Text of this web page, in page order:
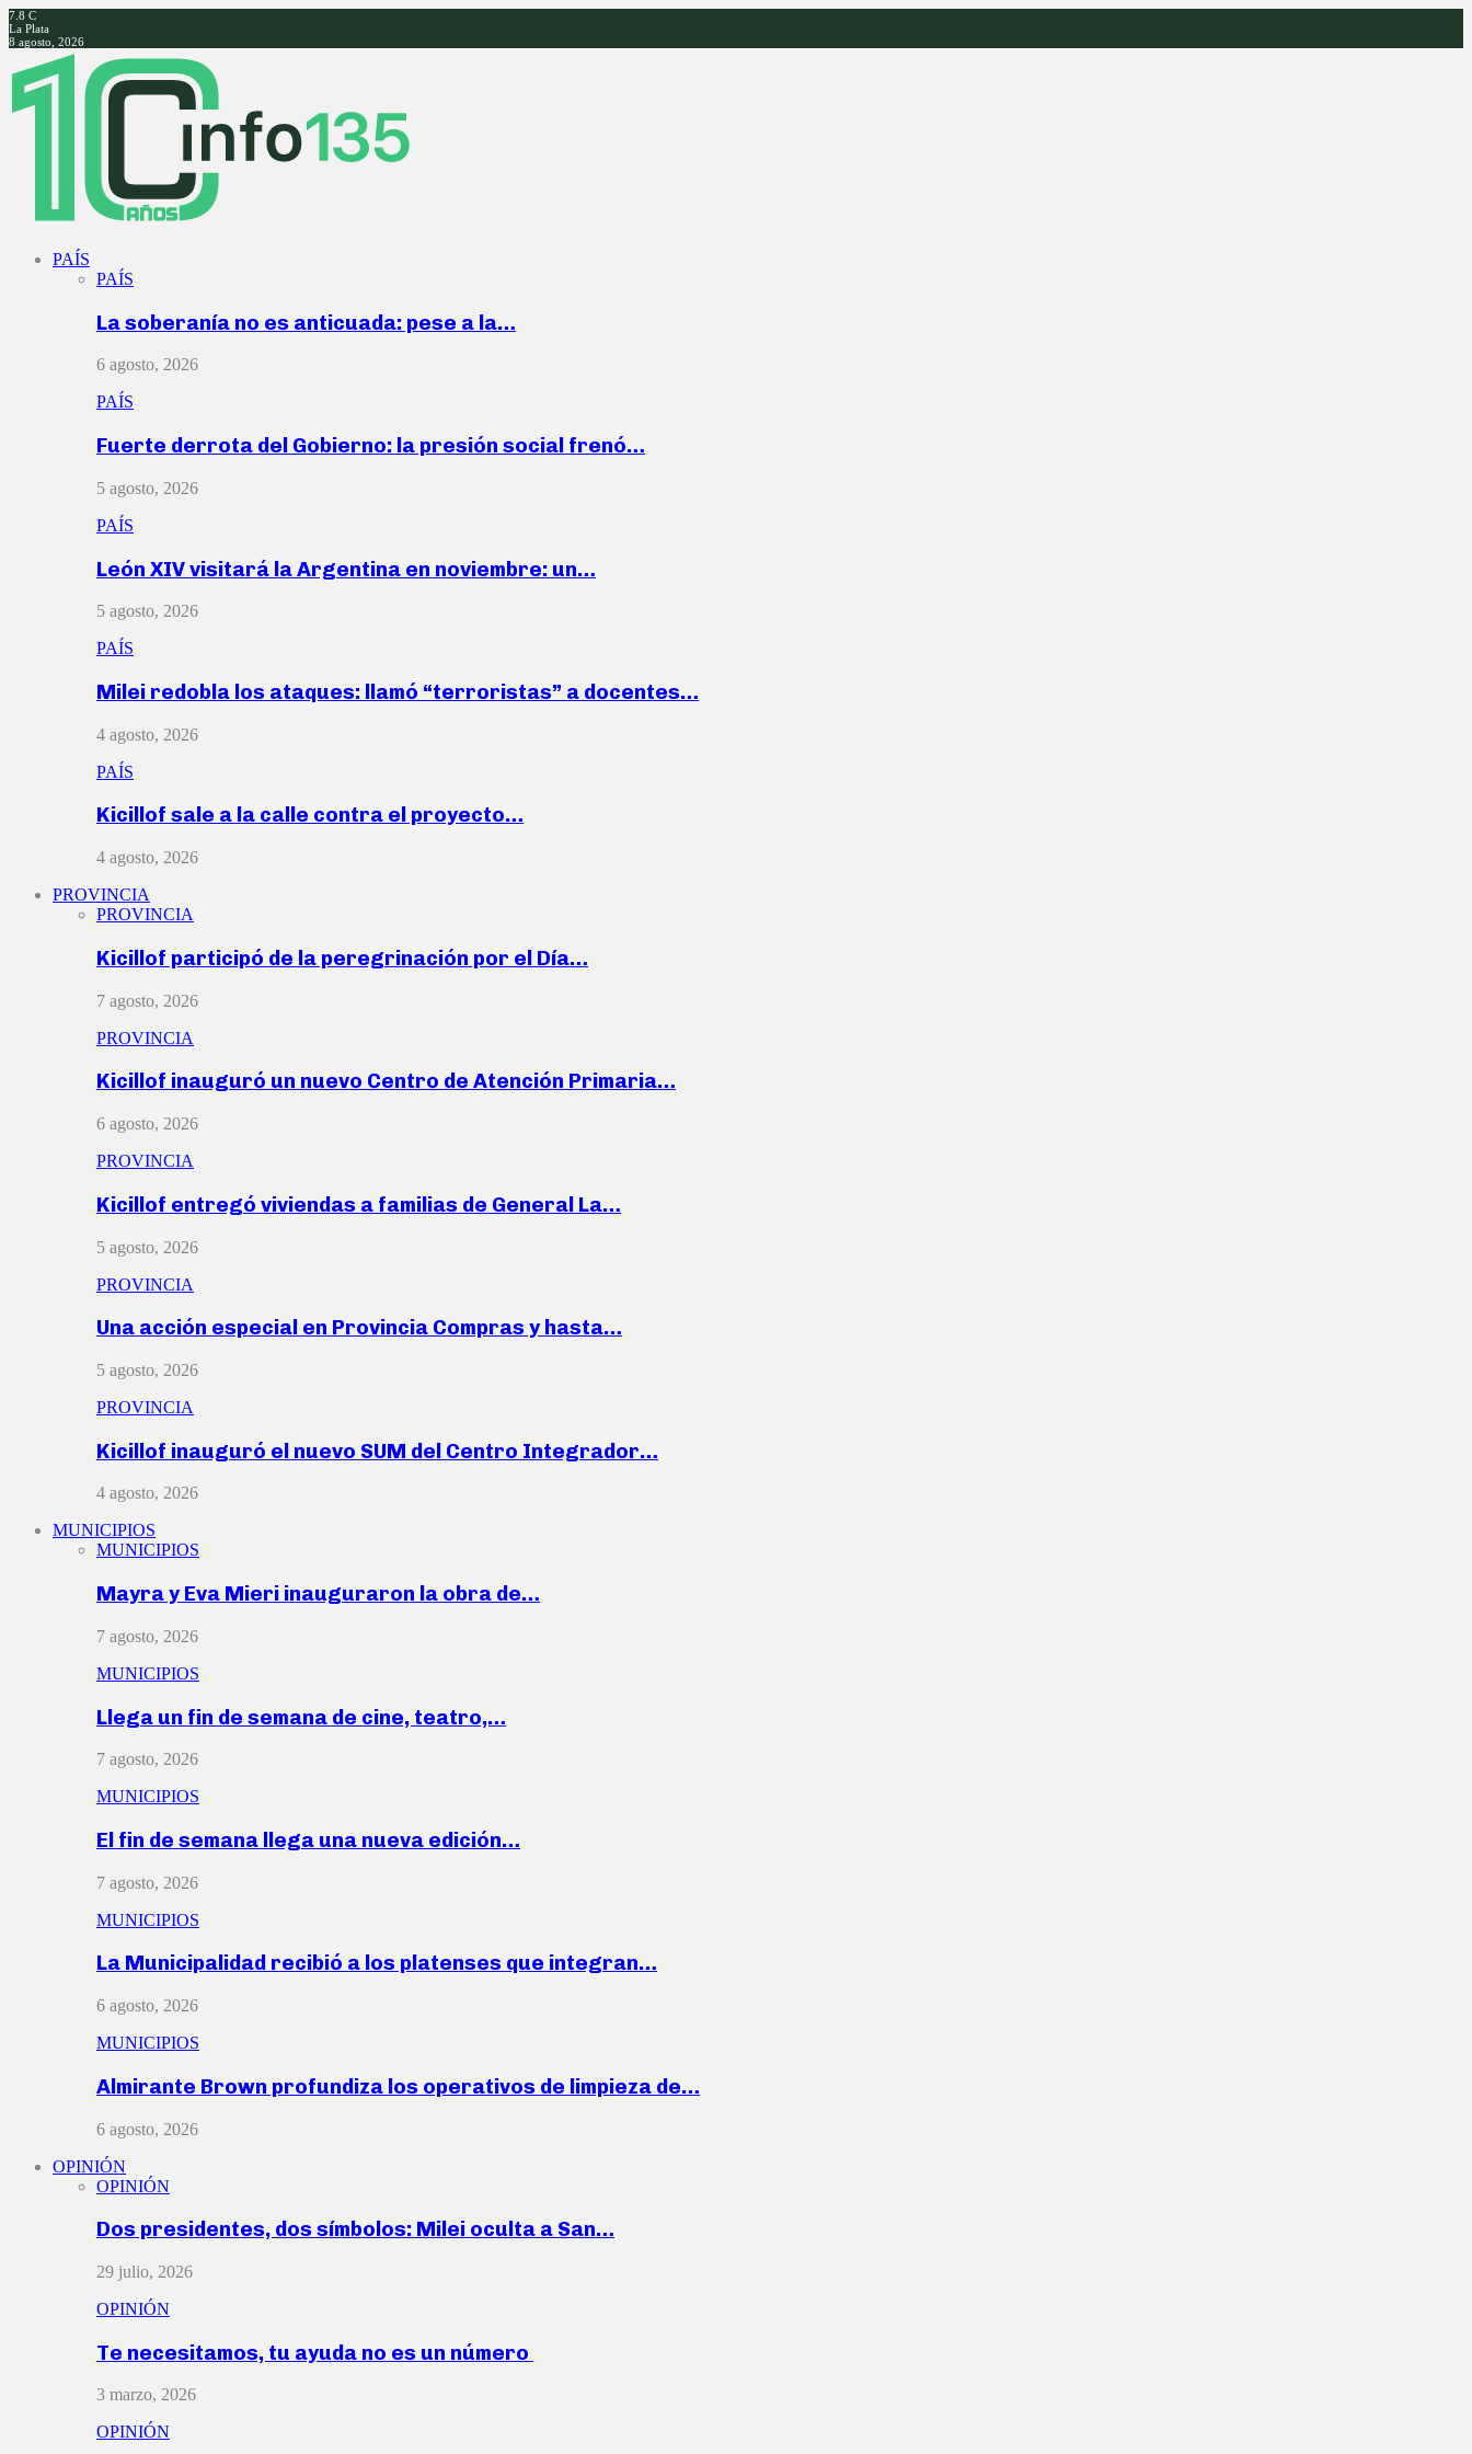
7.8 C
La Plata
8 agosto, 2026
Facebook
Twitter
Instagram
Youtube
PAÍS
PAÍS
La soberanía no es anticuada: pese a la…
6 agosto, 2026
PAÍS
Fuerte derrota del Gobierno: la presión social frenó…
5 agosto, 2026
PAÍS
León XIV visitará la Argentina en noviembre: un…
5 agosto, 2026
PAÍS
Milei redobla los ataques: llamó “terroristas” a docentes…
4 agosto, 2026
PAÍS
Kicillof sale a la calle contra el proyecto…
4 agosto, 2026
PROVINCIA
PROVINCIA
Kicillof participó de la peregrinación por el Día…
7 agosto, 2026
PROVINCIA
Kicillof inauguró un nuevo Centro de Atención Primaria…
6 agosto, 2026
PROVINCIA
Kicillof entregó viviendas a familias de General La…
5 agosto, 2026
PROVINCIA
Una acción especial en Provincia Compras y hasta…
5 agosto, 2026
PROVINCIA
Kicillof inauguró el nuevo SUM del Centro Integrador…
4 agosto, 2026
MUNICIPIOS
MUNICIPIOS
Mayra y Eva Mieri inauguraron la obra de…
7 agosto, 2026
MUNICIPIOS
Llega un fin de semana de cine, teatro,…
7 agosto, 2026
MUNICIPIOS
El fin de semana llega una nueva edición…
7 agosto, 2026
MUNICIPIOS
La Municipalidad recibió a los platenses que integran…
6 agosto, 2026
MUNICIPIOS
Almirante Brown profundiza los operativos de limpieza de…
6 agosto, 2026
OPINIÓN
OPINIÓN
Dos presidentes, dos símbolos: Milei oculta a San…
29 julio, 2026
OPINIÓN
Te necesitamos, tu ayuda no es un número
3 marzo, 2026
OPINIÓN